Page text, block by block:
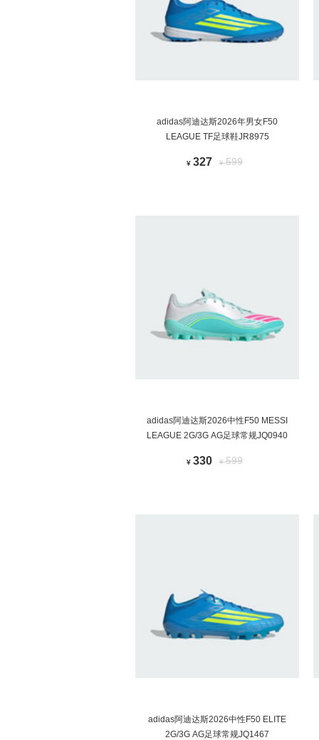
adidas阿迪达斯2026年男女F50
LEAGUE TF足球鞋JR8975
¥ 327 ¥599
adidas阿迪达斯2026中性F50 MESSI
LEAGUE 2G/3G AG足球常规JQ0940
¥ 330 ¥599
adidas阿迪达斯2026中性F50 ELITE
2G/3G AG足球常规JQ1467